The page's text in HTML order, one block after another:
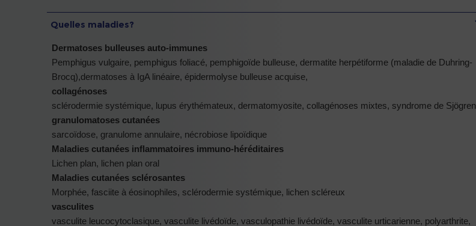
Quelles maladies?
Dermatoses bulleuses auto-immunes
Pemphigus vulgaire, pemphigus foliacé, pemphigoïde bulleuse, dermatite herpétiforme (maladie de Duhring-
Brocq),dermatoses à IgA linéaire, épidermolyse bulleuse acquise,
collagénoses
sclérodermie systémique, lupus érythémateux, dermatomyosite, collagénoses mixtes, syndrome de Sjögren
granulomatoses cutanées
sarcoïdose, granulome annulaire, nécrobiose lipoïdique
Maladies cutanées inflammatoires immuno-héréditaires
Lichen plan, lichen plan oral
Maladies cutanées sclérosantes
Morphée, fasciite à éosinophiles, sclérodermie systémique, lichen scléreux
vasculites
vasculite leucocytoclasique, vasculite livédoïde, vasculopathie livédoïde, vasculite urticarienne, polyarthrite,